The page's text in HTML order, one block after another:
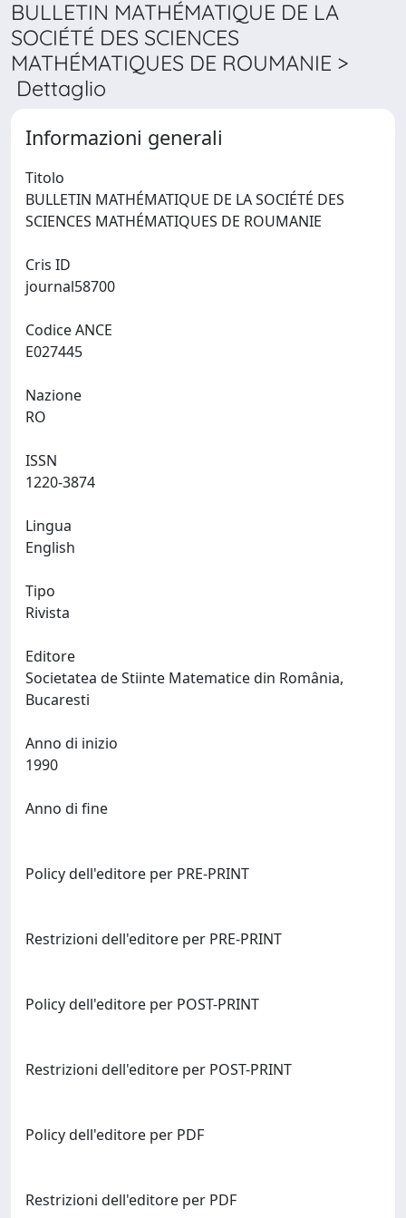
BULLETIN MATHÉMATIQUE DE LA
SOCIÉTÉ DES SCIENCES
MATHÉMATIQUES DE ROUMANIE >
Dettaglio
Informazioni generali
Titolo
BULLETIN MATHÉMATIQUE DE LA SOCIÉTÉ DES
Cris ID
Codice ANCE
Nazione
ISSN
Lingua
Tipo
Rivista
Editore
Societatea de Stiinte Matematice din România,
Anno di inizio
Anno di fine
Policy dell'editore per PRE-PRINT
Restrizioni dell'editore per PRE-PRINT
Policy dell'editore per POST-PRINT
Restrizioni dell'editore per POST-PRINT
Policy dell'editore per PDF
Restrizioni dell'editore per PDF